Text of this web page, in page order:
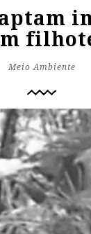
Meio Ambiente